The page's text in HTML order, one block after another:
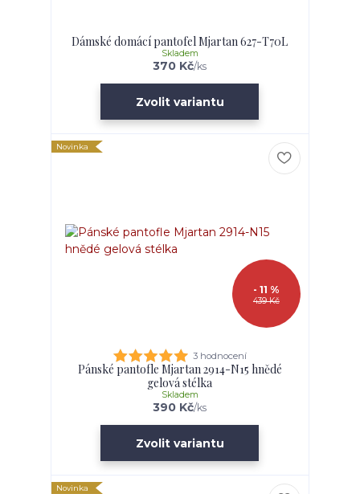
Dámské domácí pantofel Mjartan 627-T70L
370 Kč/ks
Skladem
Zvolit variantu
Novinka
439 Kč
- 11 %
3 hodnocení
Pánské pantofle Mjartan 2914-N15 hnědé
gelová stélka
390 Kč/ks
Skladem
Zvolit variantu
Novinka